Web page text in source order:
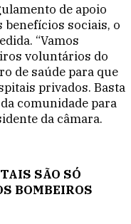
de apoio
benefícios sociais, o
“Vamos
voluntários do
de saúde para que
privados. Basta
comunidade para
da câmara.
SÃO SÓ
BOMBEIROS